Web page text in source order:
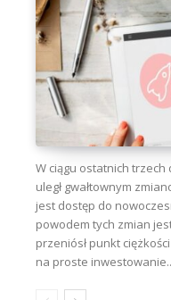
W ciągu ostatnich
uległ gwałtownym
jest dostęp do
powodem tych zmian
przeniósł punkt
na proste